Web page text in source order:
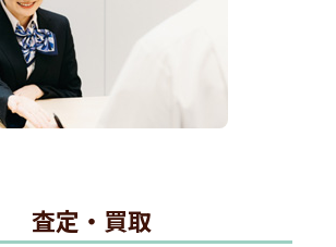
査定・買取